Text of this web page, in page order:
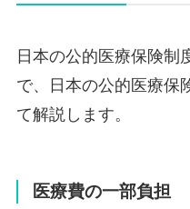
日本の公的医療保険制
で、日本の公的医療保
て解説します。
医療費の一部負担